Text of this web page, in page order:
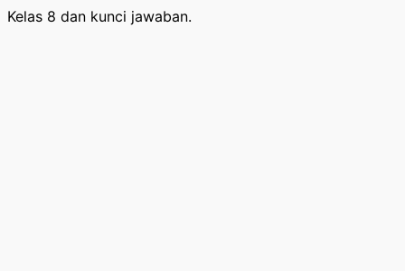
Kelas 8 dan kunci jawaban.